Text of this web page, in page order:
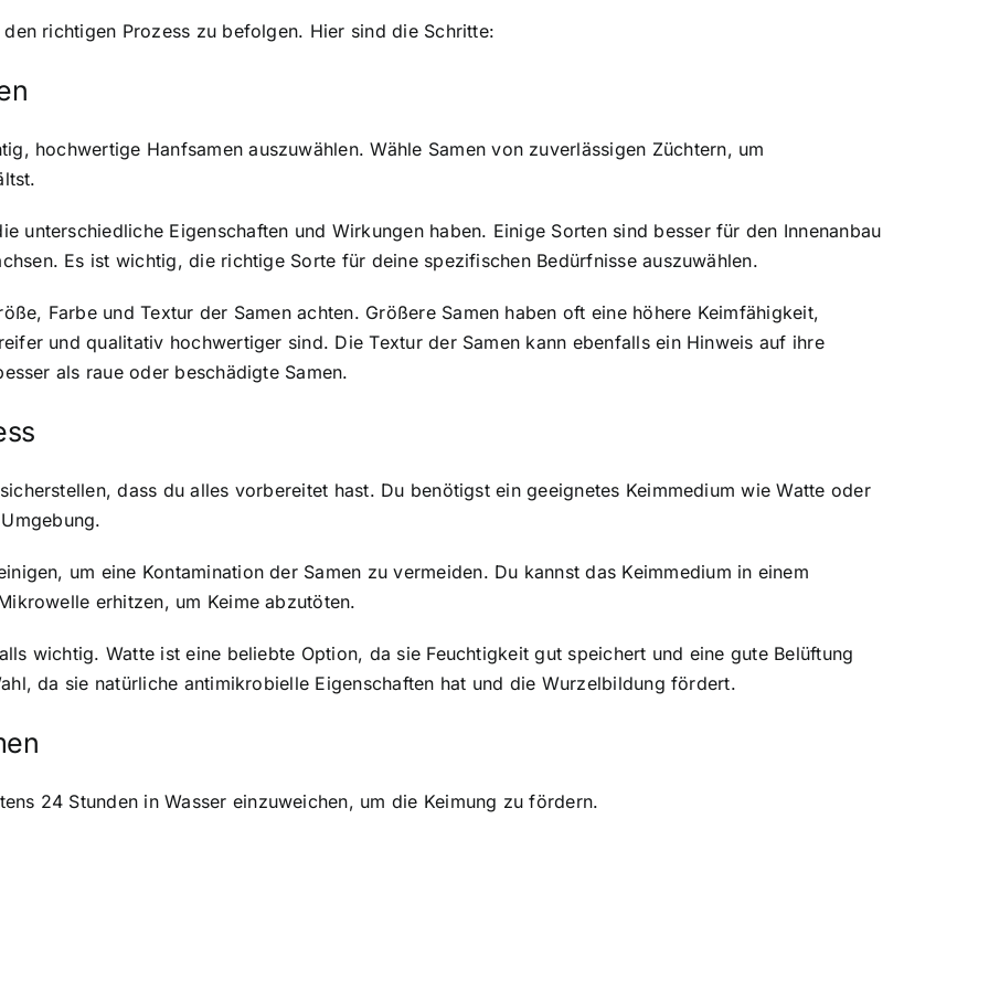
richtigen Prozess zu befolgen. Hier sind die Schritte:
hochwertige Hanfsamen auszuwählen. Wähle Samen von zuverlässigen Züchtern, um
unterschiedliche Eigenschaften und Wirkungen haben. Einige Sorten sind besser für den Innenanbau
Es ist wichtig, die richtige Sorte für deine spezifischen Bedürfnisse auszuwählen.
Farbe und Textur der Samen achten. Größere Samen haben oft eine höhere Keimfähigkeit,
und qualitativ hochwertiger sind. Die Textur der Samen kann ebenfalls ein Hinweis auf ihre
als raue oder beschädigte Samen.
dass du alles vorbereitet hast. Du benötigst ein geeignetes Keimmedium wie Watte oder
um eine Kontamination der Samen zu vermeiden. Du kannst das Keimmedium in einem
erhitzen, um Keime abzutöten.
wichtig. Watte ist eine beliebte Option, da sie Feuchtigkeit gut speichert und eine gute Belüftung
da sie natürliche antimikrobielle Eigenschaften hat und die Wurzelbildung fördert.
24 Stunden in Wasser einzuweichen, um die Keimung zu fördern.